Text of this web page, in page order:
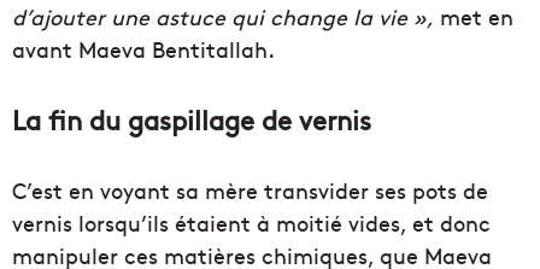
d’ajouter une astuce qui change la vie », met en
avant Maeva Bentitallah.
La fin du gaspillage de vernis
C’est en voyant sa mère transvider ses pots de
vernis lorsqu’ils étaient à moitié vides, et donc
manipuler ces matières chimiques, que Maeva